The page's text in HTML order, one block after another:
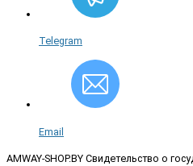
Telegram
Email
AMWAY-SHOP.BY Свидетельство о